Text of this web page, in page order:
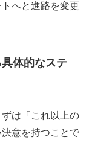
へと進路を変更
体的なステ
は「これ以上の
意を持つことで